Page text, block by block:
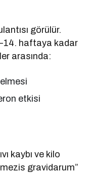
görülür.
haftaya kadar
arasında:
etkisi
kaybı ve kilo
gravidarum”